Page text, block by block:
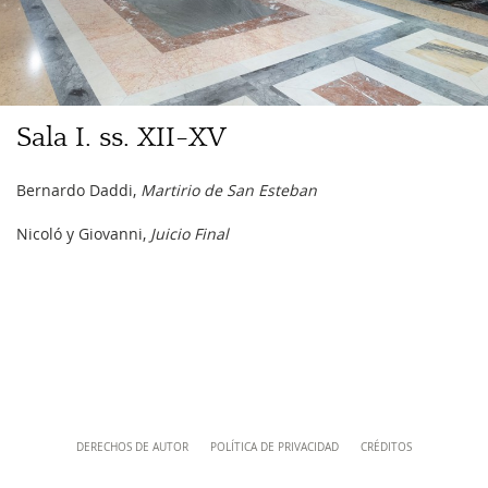
musei@scv.va
Sala
ss.
XV
Sala I. ss. XII-XV
Navigazione
Bernardo Daddi, Martirio de San Esteban
Nicoló y Giovanni, Juicio Final
ContentDERECHOS DE AUTOR POLÍTICA DE PRIVACIDAD CRÉDITOS